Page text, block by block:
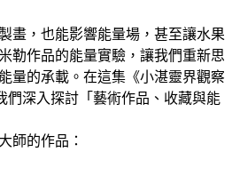
畫，也能影響能量場，甚至讓水果
勒作品的能量實驗，讓我們重新思
量的承載。在這集《小湛靈界觀察
們深入探討「藝術作品、收藏與能
師的作品：